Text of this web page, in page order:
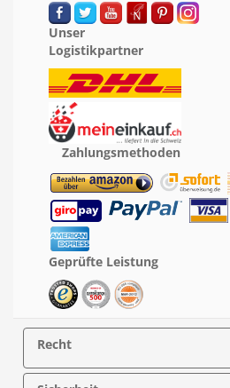
Unser
Logistikpartner
Zahlungsmethoden
Geprüfte Leistung
Recht